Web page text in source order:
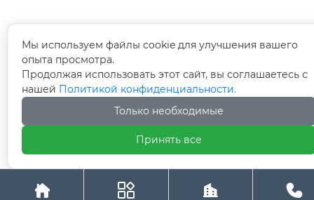
   
Мы используем файлы cookie для улучшения вашего
опыта просмотра.
Продолжая использовать этот сайт, вы соглашаетесь с
нашей Политикой конфиденциальности.
Только необходимые
Принять все